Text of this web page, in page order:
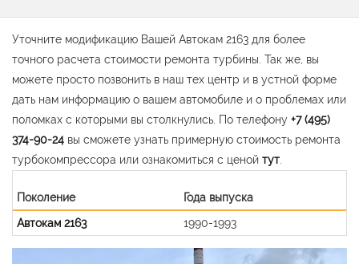
Уточните модификацию Вашей Автокам 2163 для более
точного расчета стоимости ремонта турбины. Так же, вы
можете просто позвонить в наш тех центр и в устной форме
дать нам информацию о вашем автомобиле и о проблемах или
поломках с которыми вы столкнулись. По телефону +7 (495)
374-90-24 вы сможете узнать примерную стоимость ремонта
турбокомпрессора или ознакомиться с ценой тут
Поколение
Года выпуска
Автокам 2163
1990-1993